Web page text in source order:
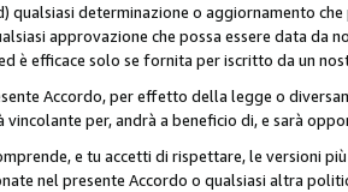
qualsiasi determinazione o aggiornamento
approvazione che possa essere data
è efficace solo se fornita per iscritto da un
Accordo, per effetto della legge o
vincolante per, andrà a beneficio di, e sarà
e tu accetti di rispettare, le versioni
nel presente Accordo o qualsiasi altra